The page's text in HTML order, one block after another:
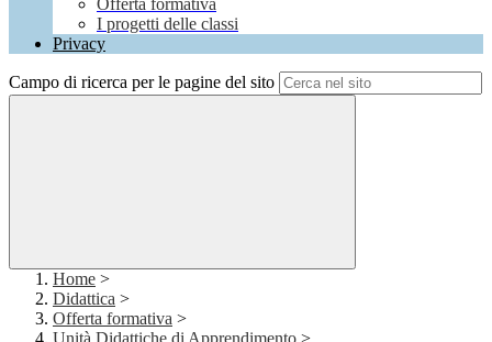
Offerta formativa
I progetti delle classi
Privacy
Campo di ricerca per le pagine del sito
Home >
Didattica >
Offerta formativa >